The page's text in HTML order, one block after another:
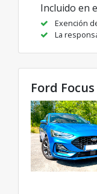
Incluido en
Exención
La
Ford